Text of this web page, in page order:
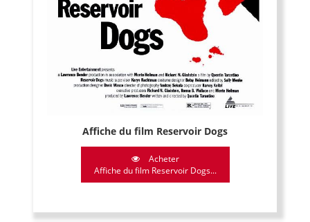
Affiche du film Reservoir Dogs
Acheter
Affiche du film Reservoir Dogs...